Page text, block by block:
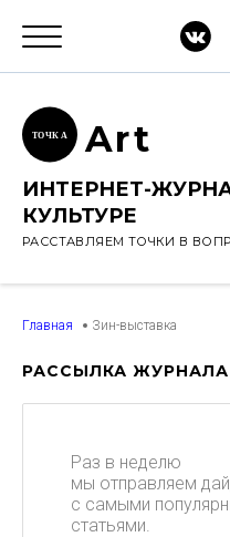
ТОЧК А Art
ИНТЕРНЕТ-
КУЛЬТУРЕ
РАССТАВЛЯЕМ ТОЧКИ В
Главная Зин-выставка
РАССЫЛКА ЖУРНАЛА
Раз в неделю
мы отправляем
с самыми
статьями.